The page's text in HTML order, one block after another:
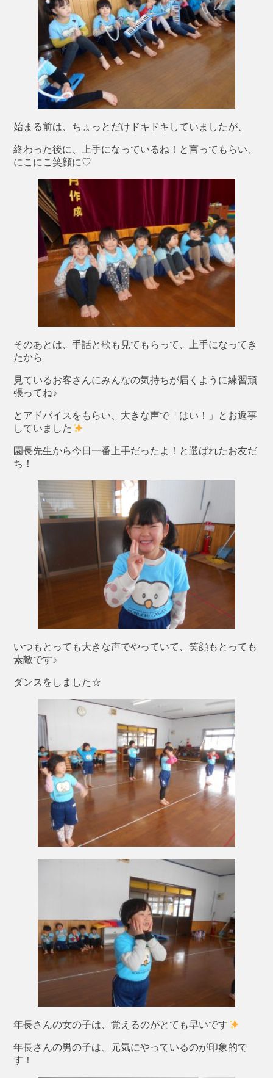
始まる前は、ちょっとだけドキドキしていましたが、
終わった後に、上手になっているね！と言ってもらい、
にこにこ笑顔に♡
そのあとは、手話と歌も見てもらって、上手になってき
たから
見ているお客さんにみんなの気持ちが届くように練習頑
張ってね♪
とアドバイスをもらい、大きな声で「はい！」とお返事
していました
園長先生から今日一番上手だったよ！と選ばれたお友だ
ち！
いつもとっても大きな声でやっていて、笑顔もとっても
素敵です♪
ダンスをしました☆
年長さんの女の子は、覚えるのがとても早いです
年長さんの男の子は、元気にやっているのが印象的で
す！